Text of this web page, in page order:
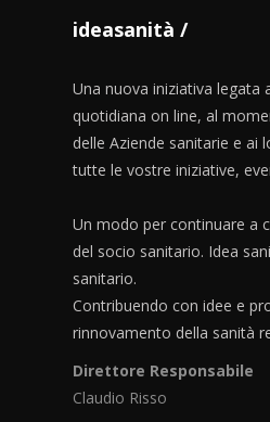
ideasanità
Una nuova iniziativa legata
quotidiana on line, al
delle Aziende sanitarie e ai
tutte le vostre iniziative,
Un modo per continuare a
del socio sanitario. Idea
sanitario.
Contribuendo con idee e
rinnovamento della sanità
Direttore Responsabile
Claudio Risso